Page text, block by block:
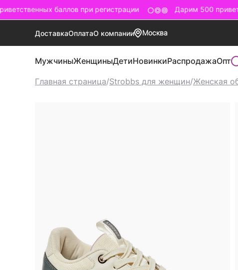
баллов при регистрации Дарим 500
ДоставкаОплатаО компании Москва
МужчиныЖенщиныДетиНовинкиРаспродажаОпт
Главная страница/Strobbs для женщин/Женская